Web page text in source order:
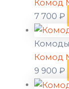
Комод
7 700₽
Комоды
Комод
9 900₽